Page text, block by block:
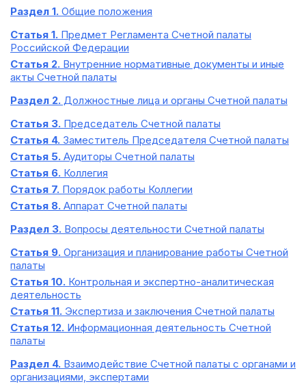
Раздел 1. Общие положения
Статья 1. Предмет Регламента Счетной палаты
Российской Федерации
Статья 2. Внутренние нормативные документы и иные
акты Счетной палаты
Раздел 2. Должностные лица и органы Счетной палаты
Статья 3. Председатель Счетной палаты
Статья 4. Заместитель Председателя Счетной палаты
Статья 5. Аудиторы Счетной палаты
Статья 6. Коллегия
Статья 7. Порядок работы Коллегии
Статья 8. Аппарат Счетной палаты
Раздел 3. Вопросы деятельности Счетной палаты
Статья 9. Организация и планирование работы Счетной
палаты
Статья 10. Контрольная и экспертно-аналитическая
деятельность
Статья 11. Экспертиза и заключения Счетной палаты
Статья 12. Информационная деятельность Счетной
палаты
Раздел 4. Взаимодействие Счетной палаты с органами и
организациями, экспертами